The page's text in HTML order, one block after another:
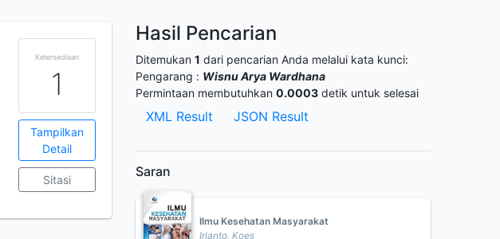
Ketersediaan
1
Tampilkan
Detail
Sitasi
Hasil Pencarian
Ditemukan 1 dari pencarian Anda melalui kata kunci:
Pengarang : Wisnu Arya Wardhana
Permintaan membutuhkan 0.0003 detik untuk selesai
XML Result JSON Result
Saran
Ilmu Kesehatan Masyarakat
Irianto, Koes